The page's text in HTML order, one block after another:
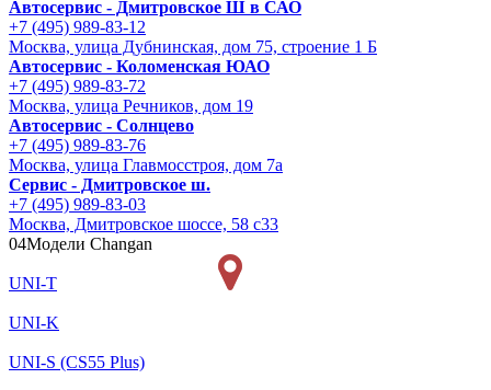
Автосервис - Дмитровское Ш в САО
+7 (495) 989-83-12
Москва, улица Дубнинская, дом 75, строение 1 Б
Автосервис - Коломенская ЮАО
+7 (495) 989-83-72
Москва, улица Речников, дом 19
Автосервис - Солнцево
+7 (495) 989-83-76
Москва, улица Главмосстроя, дом 7а
Сервис - Дмитровское ш.
+7 (495) 989-83-03
Москва, Дмитровское шоссе, 58 с33
04Модели Changan
UNI-T
UNI-K
UNI-S (CS55 Plus)